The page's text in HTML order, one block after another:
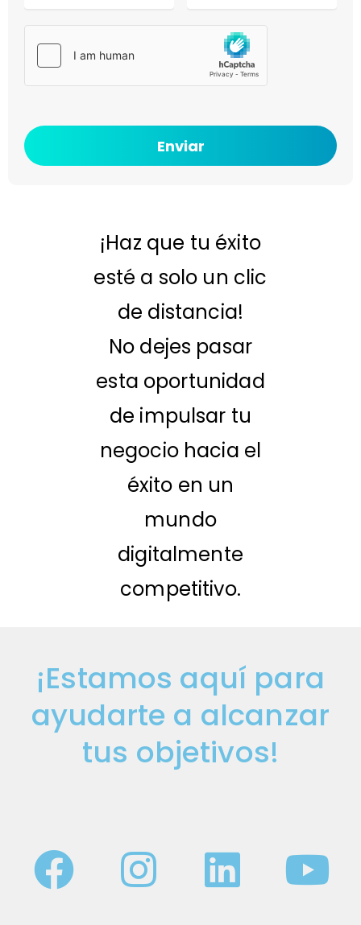
Enviar
¡Haz que tu éxito
esté a solo un clic
de distancia!
No dejes pasar
esta oportunidad
de impulsar tu
negocio hacia el
éxito en un
mundo
digitalmente
competitivo.
¡Estamos aquí para
ayudarte a alcanzar
tus objetivos!